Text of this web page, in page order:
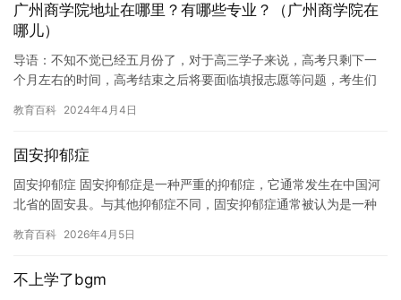
广州商学院地址在哪里？有哪些专业？（广州商学院在
哪儿）
导语：不知不觉已经五月份了，对于高三学子来说，高考只剩下一
个月左右的时间，高考结束之后将要面临填报志愿等问题，考生们
广州商…
教育百科 2024年4月4日
固安抑郁症
固安抑郁症 固安抑郁症是一种严重的抑郁症，它通常发生在中国河
北省的固安县。与其他抑郁症不同，固安抑郁症通常被认为是一种
悲伤…
教育百科 2026年4月5日
不上学了bgm